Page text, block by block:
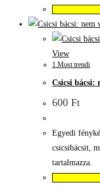
View
1.Most trendi
Csicsi bácsi:
600 Ft
Egyedi
csicsibácsit,
tartalmazza.